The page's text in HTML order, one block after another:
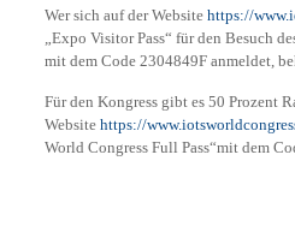
Wer sich auf der Website https://
„Expo Visitor Pass“ für den Besuch
mit dem Code 2304849F anmeldet,
Für den Kongress gibt es 50 Prozent
Website https://
World Congress Full Pass“mit dem